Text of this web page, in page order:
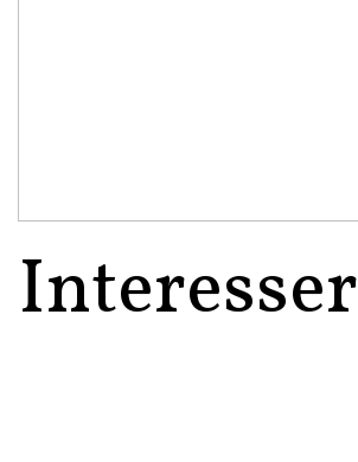
Interesser